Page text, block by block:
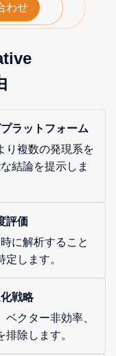
わせ
ラットフォーム
り複数の発現系を
結論を提示しま
評価
に解析すること
します。
戦略
クター非効率、
除します。